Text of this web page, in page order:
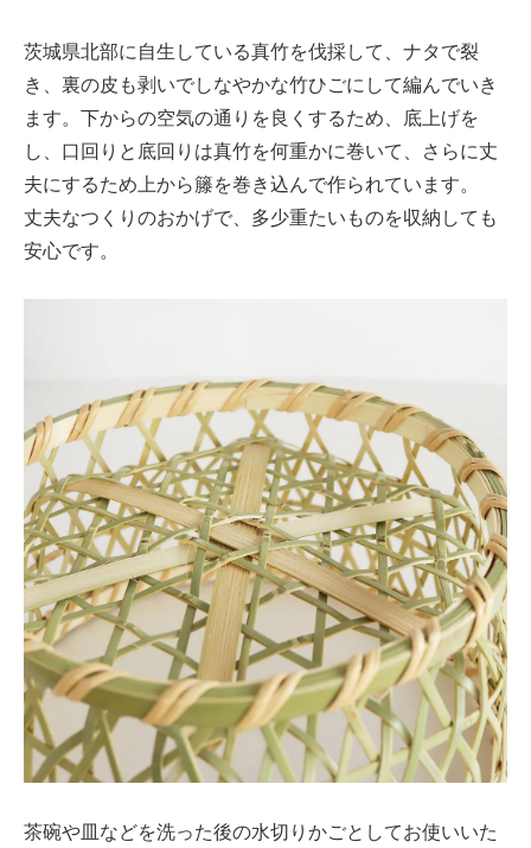
茨城県北部に自生している真竹を伐採して、ナタで裂
き、裏の皮も剥いでしなやかな竹ひごにして編んでいき
ます。下からの空気の通りを良くするため、底上げを
し、口回りと底回りは真竹を何重かに巻いて、さらに丈
夫にするため上から籐を巻き込んで作られています。
丈夫なつくりのおかげで、多少重たいものを収納しても
安心です。
茶碗や皿などを洗った後の水切りかごとしてお使いいた